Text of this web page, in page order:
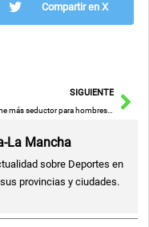
Compartir en X
SIGUIENTE
El perfume más seductor para hombres mayores de 50 triunfa en ventas y ofrece descuentos en Amazon
La Mancha
sobre Deportes en
provincias y ciudades.